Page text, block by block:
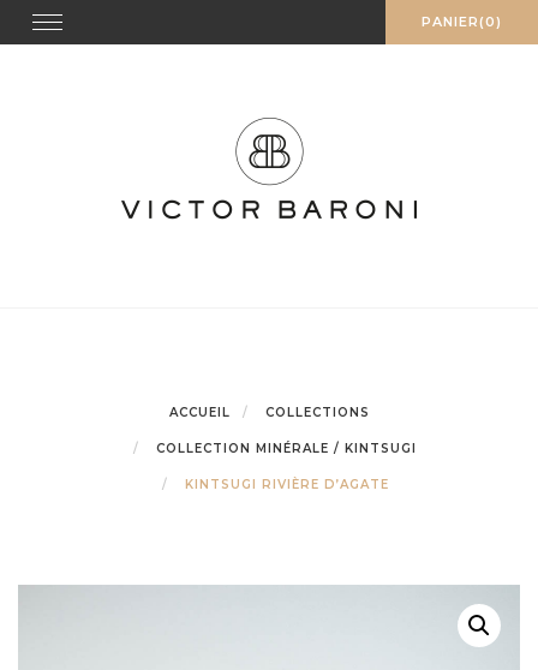
Skip
to
PANIER(0)
Toggle
navigation
ACCUEIL COLLECTIONS
COLLECTION MINÉRALE / KINTSUGI
KINTSUGI RIVIÈRE D’AGATE